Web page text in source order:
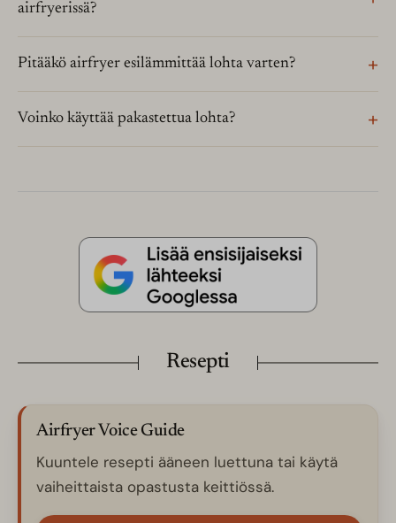
airfryerissä?
Pitääkö airfryer esilämmittää lohta varten?
Voinko käyttää pakastettua lohta?
Resepti
Airfryer Voice Guide
Kuuntele resepti ääneen luettuna tai käytä
vaiheittaista opastusta keittiössä.